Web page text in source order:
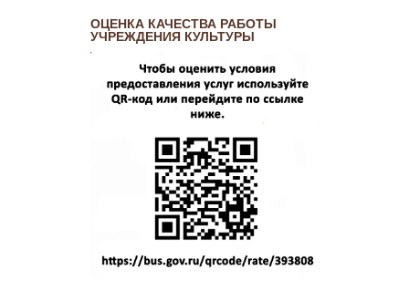
ОЦЕНКА КАЧЕСТВА РАБОТЫ
УЧРЕЖДЕНИЯ КУЛЬТУРЫ